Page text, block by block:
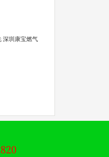
深圳康宝燃气